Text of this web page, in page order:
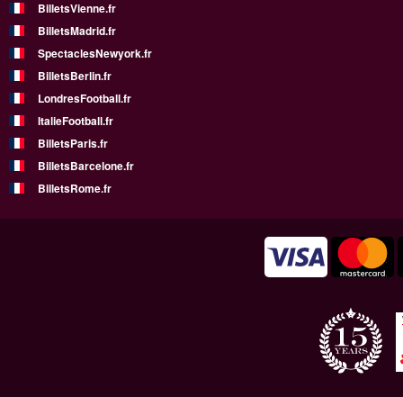
BilletsVienne.fr
BilletsMadrid.fr
SpectaclesNewyork.fr
BilletsBerlin.fr
LondresFootball.fr
ItalieFootball.fr
BilletsParis.fr
BilletsBarcelone.fr
BilletsRome.fr